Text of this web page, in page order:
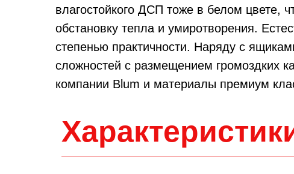
влагостойкого ДСП тоже в белом цвете,
обстановку тепла и умиротворения.
степенью практичности. Наряду с
сложностей с размещением громоздких
компании Blum и материалы премиум